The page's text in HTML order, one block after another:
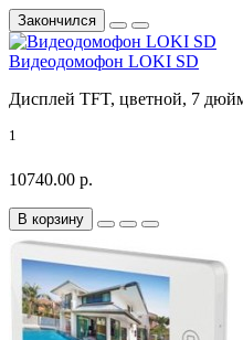
Закончился
Видеодомофон LOKI SD
Дисплей TFT, цветной, 7
1
10740.00 р.
В корзину